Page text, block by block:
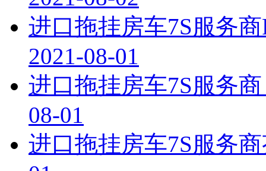
进口拖挂房车7S服务
2021-08-01
进口拖挂房车7S服务
08-01
进口拖挂房车7S服务